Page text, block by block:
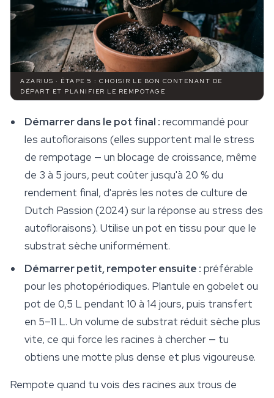
AZARIUS · ÉTAPE 5 : CHOISIR LE BON CONTENANT DE
DÉPART ET PLANIFIER LE REMPOTAGE
Démarrer dans le pot final : recommandé pour
les autofloraisons (elles supportent mal le stress
de rempotage — un blocage de croissance, même
de 3 à 5 jours, peut coûter jusqu'à 20 % du
rendement final, d'après les notes de culture de
Dutch Passion (2024) sur la réponse au stress des
autofloraisons). Utilise un pot en tissu pour que le
substrat sèche uniformément.
Démarrer petit, rempoter ensuite : préférable
pour les photopériodiques. Plantule en gobelet ou
pot de 0,5 L pendant 10 à 14 jours, puis transfert
en 5–11 L. Un volume de substrat réduit sèche plus
vite, ce qui force les racines à chercher — tu
obtiens une motte plus dense et plus vigoureuse.
Rempote quand tu vois des racines aux trous de